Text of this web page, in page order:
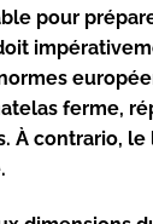
pour
ferme,
À contrario,